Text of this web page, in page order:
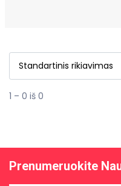
1 – 0 iš 0
Prenumeruokite